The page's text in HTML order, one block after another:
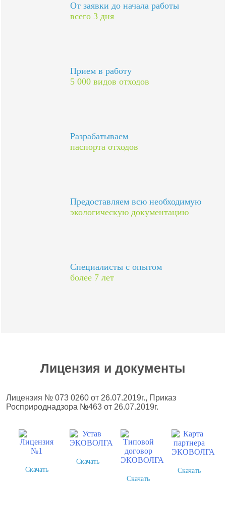
От заявки до начала работы
всего 3 дня
Прием в работу
5 000 видов отходов
Разрабатываем
паспорта отходов
Предоставляем всю необходимую
экологическую документацию
Специалисты с опытом
более 7 лет
Лицензия и документы
Лицензия № 073 0260 от 26.07.2019г., Приказ
Росприроднадзора №463 от 26.07.2019г.
Скачать
Скачать
Скачать
Скачать